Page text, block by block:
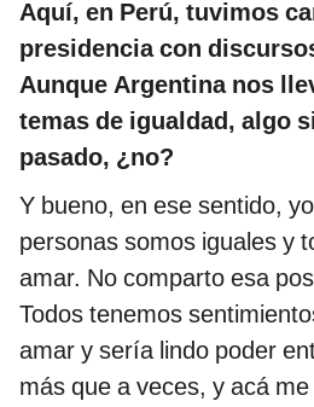
Aquí, en Perú, tuvimos
presidencia con
Aunque Argentina nos
temas de igualdad, algo
pasado, ¿no?
Y bueno, en ese sentido,
personas somos iguales y
amar. No comparto esa
Todos tenemos
amar y sería lindo poder
más que a veces, y acá